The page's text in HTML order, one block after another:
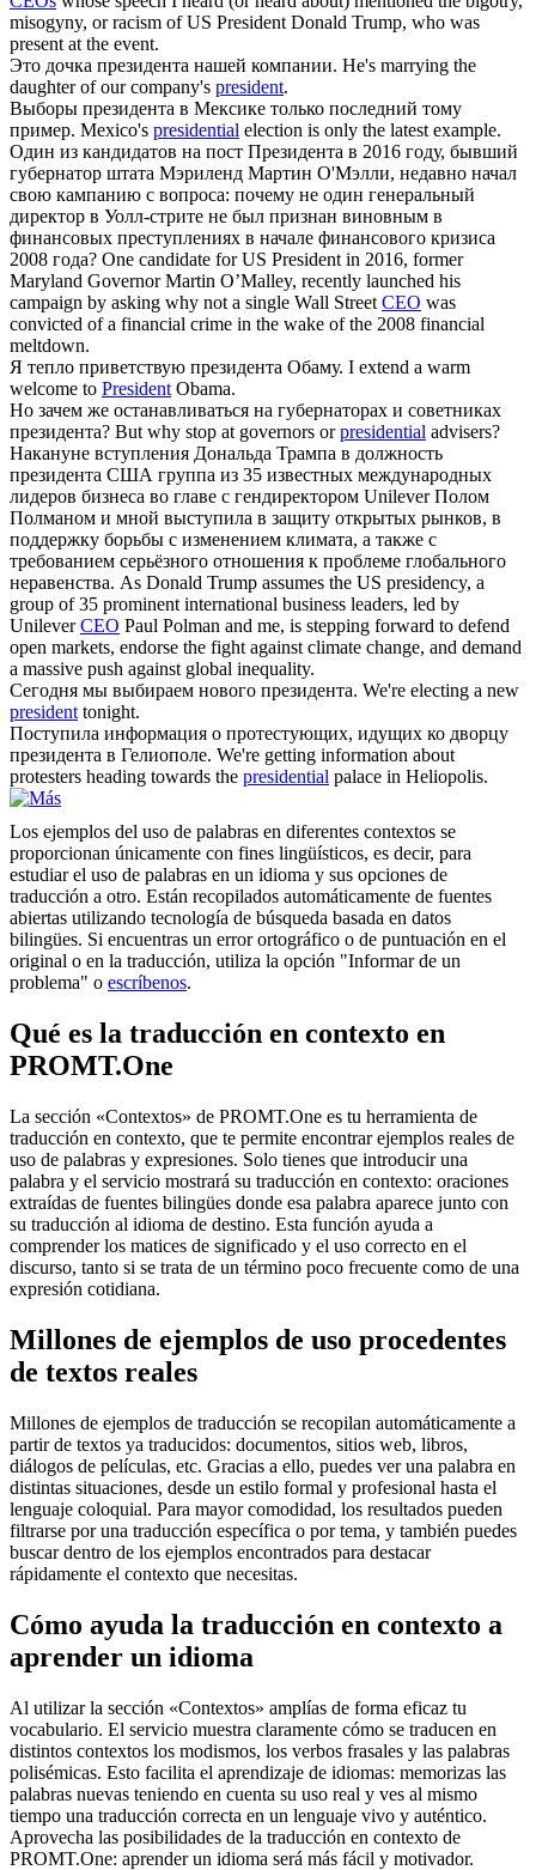
misogyny, or racism of US President Donald Trump, who was
present at the event.
Это дочка президента нашей компании. He's marrying the
daughter of our company's president.
Выборы президента в Мексике только последний тому
пример. Mexico's presidential election is only the latest example.
Один из кандидатов на пост Президента в 2016 году, бывший
губернатор штата Мэриленд Мартин О'Мэлли, недавно начал
свою кампанию с вопроса: почему не один генеральный
директор в Уолл-стрите не был признан виновным в
финансовых преступлениях в начале финансового кризиса
2008 года? One candidate for US President in 2016, former
Maryland Governor Martin O’Malley, recently launched his
campaign by asking why not a single Wall StreetCEO was
convicted of a financial crime in the wake of the 2008 financial
meltdown.
Я тепло приветствую президента Обаму. I extend a warm
welcome to PresidentObama.
Но зачем же останавливаться на губернаторах и советниках
президента? But why stop at governors orpresidential advisers?
Накануне вступления Дональда Трампа в должность
президента США группа из 35 известных международных
лидеров бизнеса во главе с гендиректором Unilever Полом
Полманом и мной выступила в защиту открытых рынков, в
поддержку борьбы с изменением климата, а также с
требованием серьёзного отношения к проблеме глобального
неравенства. As Donald Trump assumes the US presidency, a
group of 35 prominent international business leaders, led by
UnileverCEO Paul Polman and me, is stepping forward to defend
open markets, endorse the fight against climate change, and demand
a massive push against global inequality.
Сегодня мы выбираем нового президента. We're electing a new
presidenttonight.
Поступила информация о протестующих, идущих ко дворцу
президента в Гелиополе. We're getting information about
protesters heading towards the presidential palace in Heliopolis.
Los ejemplos del uso de palabras en diferentes contextos se
proporcionan únicamente con fines lingüísticos, es decir, para
estudiar el uso de palabras en un idioma y sus opciones de
traducción a otro. Están recopilados automáticamente de fuentes
abiertas utilizando tecnología de búsqueda basada en datos
bilingües. Si encuentras un error ortográfico o de puntuación en el
original o en la traducción, utiliza la opción "Informar de un
problema" o escríbenos.
Qué es la traducción en contexto en
PROMT.One
La sección «Contextos» de PROMT.One es tu herramienta de
traducción en contexto, que te permite encontrar ejemplos reales de
uso de palabras y expresiones. Solo tienes que introducir una
palabra y el servicio mostrará su traducción en contexto: oraciones
extraídas de fuentes bilingües donde esa palabra aparece junto con
su traducción al idioma de destino. Esta función ayuda a
comprender los matices de significado y el uso correcto en el
discurso, tanto si se trata de un término poco frecuente como de una
expresión cotidiana.
Millones de ejemplos de uso procedentes
de textos reales
Millones de ejemplos de traducción se recopilan automáticamente a
partir de textos ya traducidos: documentos, sitios web, libros,
diálogos de películas, etc. Gracias a ello, puedes ver una palabra en
distintas situaciones, desde un estilo formal y profesional hasta el
lenguaje coloquial. Para mayor comodidad, los resultados pueden
filtrarse por una traducción específica o por tema, y también puedes
buscar dentro de los ejemplos encontrados para destacar
rápidamente el contexto que necesitas.
Cómo ayuda la traducción en contexto a
aprender un idioma
Al utilizar la sección «Contextos» amplías de forma eficaz tu
vocabulario. El servicio muestra claramente cómo se traducen en
distintos contextos los modismos, los verbos frasales y las palabras
polisémicas. Esto facilita el aprendizaje de idiomas: memorizas las
palabras nuevas teniendo en cuenta su uso real y ves al mismo
tiempo una traducción correcta en un lenguaje vivo y auténtico.
Aprovecha las posibilidades de la traducción en contexto de
PROMT.One: aprender un idioma será más fácil y motivador.